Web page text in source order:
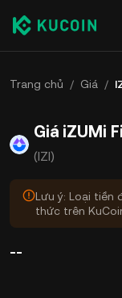
Trang chủ / Giá /
Giá iZUMi
(IZI)
Lưu ý: Loại tiền
thức trên
--